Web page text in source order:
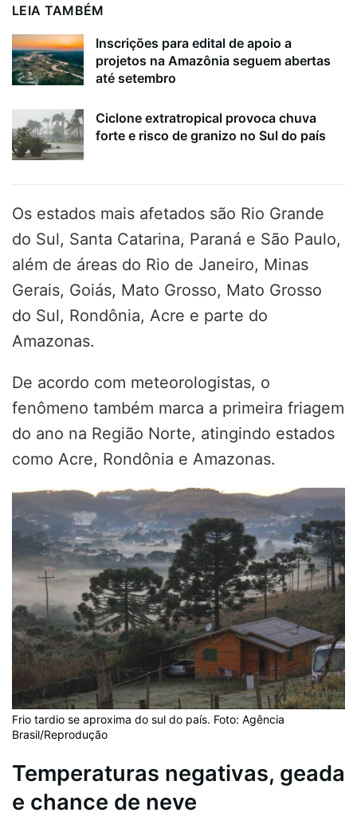
LEIA TAMBÉM
Inscrições para edital de apoio a
projetos na Amazônia seguem abertas
até setembro
Ciclone extratropical provoca chuva
forte e risco de granizo no Sul do país
Os estados mais afetados são Rio Grande
do Sul, Santa Catarina, Paraná e São Paulo,
além de áreas do Rio de Janeiro, Minas
Gerais, Goiás, Mato Grosso, Mato Grosso
do Sul, Rondônia, Acre e parte do
Amazonas.
De acordo com meteorologistas, o
fenômeno também marca a primeira friagem
do ano na Região Norte, atingindo estados
como Acre, Rondônia e Amazonas.
Frio tardio se aproxima do sul do país. Foto: Agência
Brasil/Reprodução
Temperaturas negativas, geada
e chance de neve